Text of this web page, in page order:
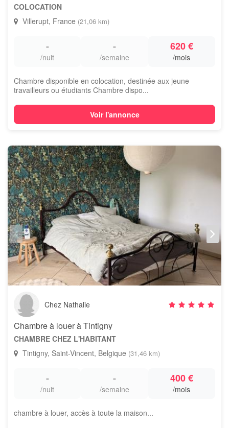
COLOCATION
Villerupt, France (21,06 km)
-
/nuit
-
/semaine
620 €
/mois
Chambre disponible en colocation, destinée aux jeune
travailleurs ou étudiants Chambre dispo...
Voir l'annonce
Chez Nathalie
Chambre à louer à Tintigny
CHAMBRE CHEZ L'HABITANT
Tintigny, Saint-Vincent, Belgique (31,46 km)
-
/nuit
-
/semaine
400 €
/mois
chambre à louer, accès à toute la maison...